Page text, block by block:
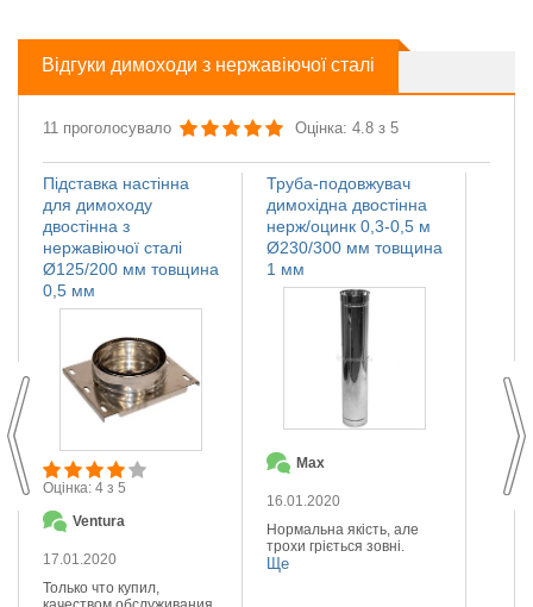
Відгуки димоходи з нержавіючої сталі
11 проголосувало Оцінка: 4.8 з 5
Труба-подовжувач
димохідна двостінна
нерж/оцинк 0,3-0,5 м
Ø230/300 мм товщина
1 мм
Max
16.01.2020
Нормальна якість, але
трохи гріється зовні.
Ще
Підставка настінна
для димоходу
двостінна з
нержавіючої сталі
Ø125/200 мм товщина
0,5 мм
Оцінка: 4 з 5
Ventura
17.01.2020
Только что купил,